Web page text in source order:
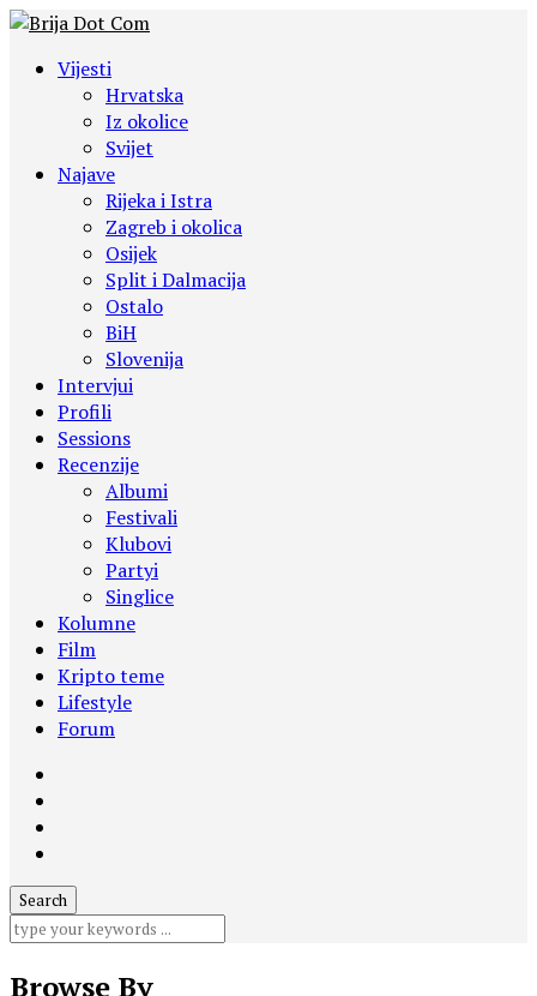
Vijesti
Hrvatska
Iz okolice
Svijet
Najave
Rijeka i Istra
Zagreb i okolica
Osijek
Split i Dalmacija
Ostalo
BiH
Slovenija
Intervjui
Profili
Sessions
Recenzije
Albumi
Festivali
Klubovi
Partyi
Singlice
Kolumne
Film
Kripto teme
Lifestyle
Forum
Browse By